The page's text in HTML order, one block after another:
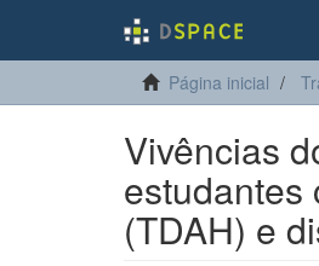
Página inicial
Vivências
estudantes
(TDAH) e